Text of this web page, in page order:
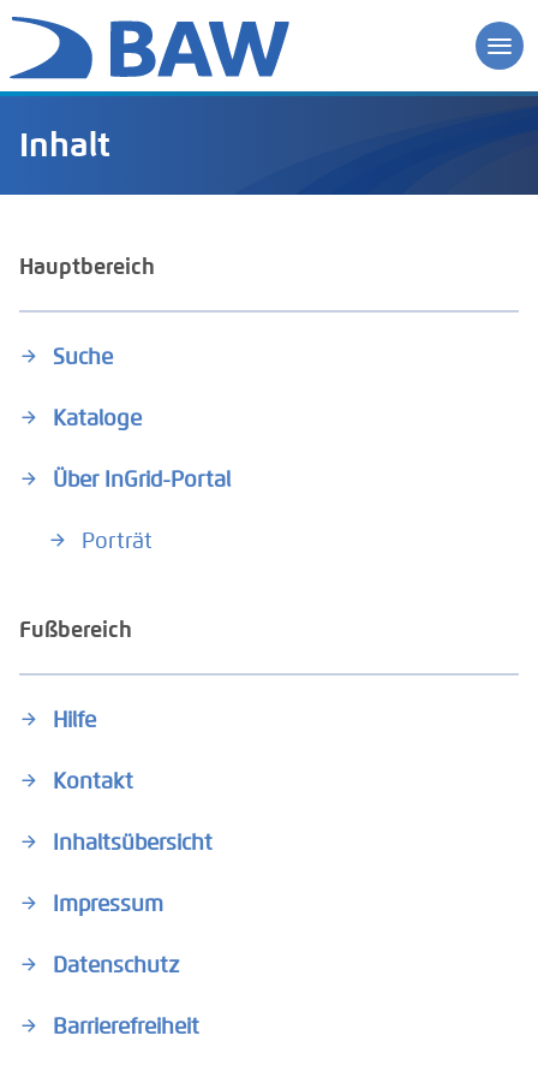
Inhalt
Hauptbereich
Suche
Kataloge
Über InGrid-Portal
Porträt
Fußbereich
Hilfe
Kontakt
Inhaltsübersicht
Impressum
Datenschutz
Barrierefreiheit